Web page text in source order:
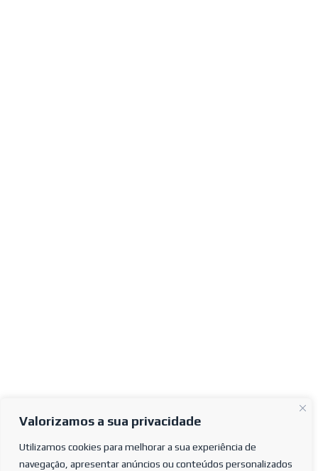
Valorizamos a sua privacidade
Utilizamos cookies para melhorar a sua experiência de
navegação, apresentar anúncios ou conteúdos personalizados